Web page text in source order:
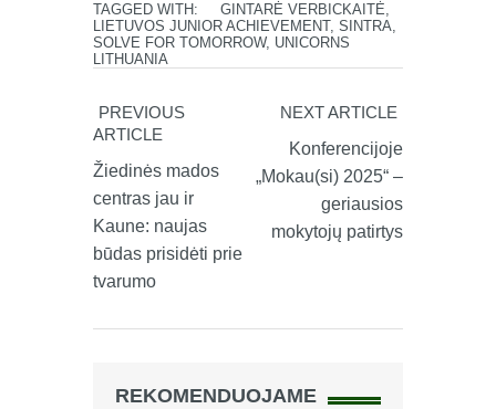
TAGGED WITH: GINTARĖ VERBICKAITĖ,
LIETUVOS JUNIOR ACHIEVEMENT, SINTRA,
SOLVE FOR TOMORROW, UNICORNS
LITHUANIA
PREVIOUS
ARTICLE
Žiedinės mados
centras jau ir
Kaune: naujas
būdas prisidėti prie
tvarumo
NEXT ARTICLE
Konferencijoje
„Mokau(si) 2025“ –
geriausios
mokytojų patirtys
REKOMENDUOJAME